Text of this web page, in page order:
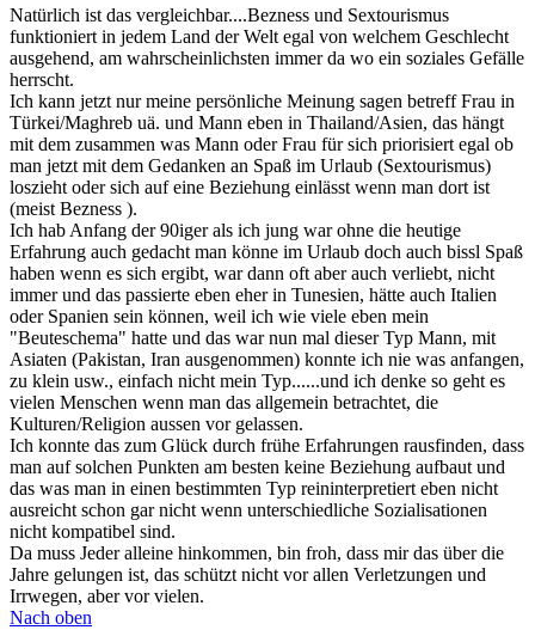
Natürlich ist das vergleichbar....Bezness und Sextourismus
funktioniert in jedem Land der Welt egal von welchem Geschlecht
ausgehend, am wahrscheinlichsten immer da wo ein soziales Gefälle
herrscht.
Ich kann jetzt nur meine persönliche Meinung sagen betreff Frau in
Türkei/Maghreb uä. und Mann eben in Thailand/Asien, das hängt
mit dem zusammen was Mann oder Frau für sich priorisiert egal ob
man jetzt mit dem Gedanken an Spaß im Urlaub (Sextourismus)
loszieht oder sich auf eine Beziehung einlässt wenn man dort ist
(meist Bezness ).
Ich hab Anfang der 90iger als ich jung war ohne die heutige
Erfahrung auch gedacht man könne im Urlaub doch auch bissl Spaß
haben wenn es sich ergibt, war dann oft aber auch verliebt, nicht
immer und das passierte eben eher in Tunesien, hätte auch Italien
oder Spanien sein können, weil ich wie viele eben mein
"Beuteschema" hatte und das war nun mal dieser Typ Mann, mit
Asiaten (Pakistan, Iran ausgenommen) konnte ich nie was anfangen,
zu klein usw., einfach nicht mein Typ......und ich denke so geht es
vielen Menschen wenn man das allgemein betrachtet, die
Kulturen/Religion aussen vor gelassen.
Ich konnte das zum Glück durch frühe Erfahrungen rausfinden, dass
man auf solchen Punkten am besten keine Beziehung aufbaut und
das was man in einen bestimmten Typ reininterpretiert eben nicht
ausreicht schon gar nicht wenn unterschiedliche Sozialisationen
nicht kompatibel sind.
Da muss Jeder alleine hinkommen, bin froh, dass mir das über die
Jahre gelungen ist, das schützt nicht vor allen Verletzungen und
Irrwegen, aber vor vielen.
Nach oben